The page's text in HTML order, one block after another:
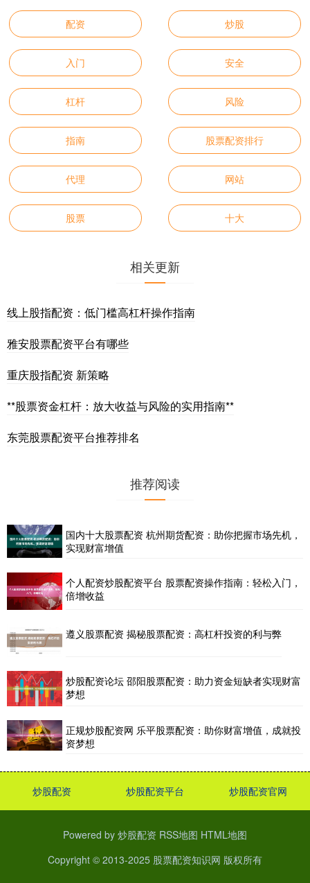
配资 炒股
入门 安全
杠杆 风险
指南 股票配资排行
代理 网站
股票 十大
相关更新
线上股指配资：低门槛高杠杆操作指南
雅安股票配资平台有哪些
重庆股指配资 新策略
**股票资金杠杆：放大收益与风险的实用指南**
东莞股票配资平台推荐排名
推荐阅读
国内十大股票配资 杭州期货配资：助你把握市场先机，
实现财富增值
个人配资炒股配资平台 股票配资操作指南：轻松入门，
倍增收益
遵义股票配资 揭秘股票配资：高杠杆投资的利与弊
炒股配资论坛 邵阳股票配资：助力资金短缺者实现财富
梦想
正规炒股配资网 乐平股票配资：助你财富增值，成就投
资梦想
炒股配资 炒股配资平台 炒股配资官网
Powered by 炒股配资 RSS地图 HTML地图
Copyright © 2013-2025 股票配资知识网 版权所有